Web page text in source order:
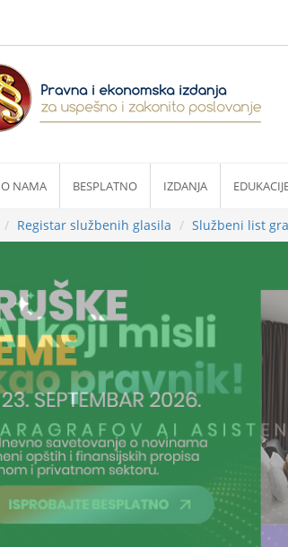
O NAMA BESPLATNO IZDANJA
Registar službenih glasila Službeni list